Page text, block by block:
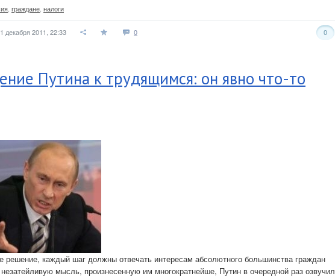
граждане налоги
1 декабря 2011, 22:33 0 0
Путина к трудящимся: он явно что-то
решение, каждый шаг должны отвечать интересам абсолютного большинства граждан
мысль, произнесенную им многократнейше, Путин в очередной раз озвучил